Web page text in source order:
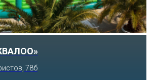
парк развлечений «Сочи